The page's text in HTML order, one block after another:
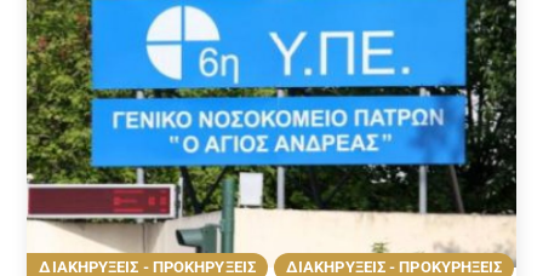
ΔΙΑΚΗΡΥΞΕΙΣ - ΠΡΟΚΗΡΥΞΕΙΣ ΔΙΑΚΗΡΥΞΕΙΣ - ΠΡΟΚΥΡΗΞΕΙΣ